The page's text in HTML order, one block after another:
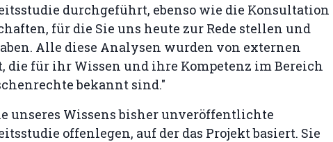
durchgeführt, ebenso wie die Konsultation
für die Sie uns heute zur Rede stellen und
Alle diese Analysen wurden von externen
die für ihr Wissen und ihre Kompetenz im Bereich
bekannt sind."
unseres Wissens bisher unveröffentlichte
offenlegen, auf der das Projekt basiert. Sie